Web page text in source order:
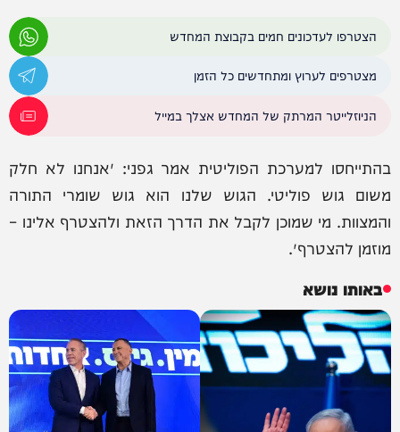
הצטרפו לעדכונים חמים בקבוצת המחדש
מצטרפים לערוץ ומתחדשים כל הזמן
הניוזלייטר המרתק של המחדש אצלך במייל
בהתייחסו למערכת הפוליטית אמר גפני: ״אנחנו לא חלק
משום גוש פוליטי. הגוש שלנו הוא גוש שומרי התורה
והמצוות. מי שמוכן לקבל את הדרך הזאת ולהצטרף אלינו –
מוזמן להצטרף״.
באותו נושא